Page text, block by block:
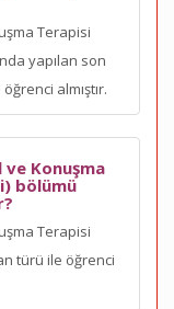
Terapisi
yapılan son
almıştır.
Konuşma
bölümü
Terapisi
türü ile öğrenci